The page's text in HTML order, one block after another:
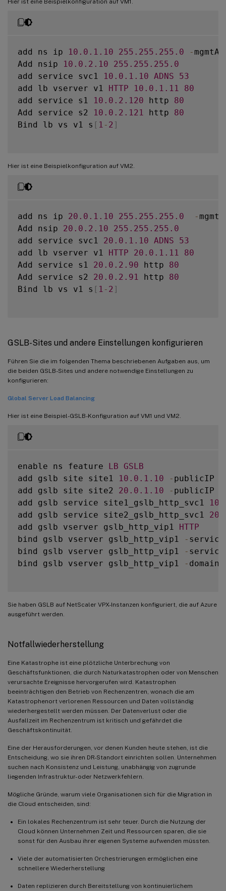
add ns ip 10.0 .1 .10 255.255 .255 .0 -
Add nsip
10.0 .2 .10 255.255 .255 .0
add service svc1
10.0 .1 .10 ADNS
53
add lb vserver v1 HTTP 10.0 .1 .11
80
add service s1
10.0 .2 .120 http 80
Add service s2
10.0 .2 .121 http 80
Bind lb vs v1 s [ 1 - 2 ]
Hier ist eine Beispielkonfiguration auf VM2.
add ns ip 20.0 .1 .10 255.255 .255 .0 -
Add nsip 20.0 .2 .10 255.255 .255 .0
add service svc1 20.0 .1 .10 ADNS
53
add lb vserver v1 HTTP 20.0 .1 .11
80
Add service s1 20.0 .2 .90 http 80
Add service s2 20.0 .2 .91 http 80
Bind lb vs v1 s [ 1 - 2 ]
GSLB-Sites und andere Einstellungen konfigurieren
Führen Sie die im folgenden Thema beschriebenen Aufgaben aus, um
die beiden GSLB-Sites und andere notwendige Einstellungen zu
konfigurieren:
Global Server Load Balancing
Hier ist eine Beispiel-GSLB-Konfiguration auf VM1 und VM2.
enable ns feature LB
GSLB
add gslb site site1
10.0 .1 .10 - publicIP
add gslb site site2 20.0 .1 .10 - publicIP
add gslb service site1_gslb_http_svc1
add gslb service site2_gslb_http_svc1
add gslb vserver gslb_http_vip1 HTTP
bind gslb vserver gslb_http_vip1
-
bind gslb vserver gslb_http_vip1
-
bind gslb vserver gslb_http_vip1
-
Sie haben GSLB auf NetScaler VPX-Instanzen konfiguriert, die auf Azure
ausgeführt werden.
Notfallwiederherstellung
Eine Katastrophe ist eine plötzliche Unterbrechung von
Geschäftsfunktionen, die durch Naturkatastrophen oder von Menschen
verursachte Ereignisse hervorgerufen wird. Katastrophen
beeinträchtigen den Betrieb von Rechenzentren, wonach die am
Katastrophenort verlorenen Ressourcen und Daten vollständig
wiederhergestellt werden müssen. Der Datenverlust oder die
Ausfallzeit im Rechenzentrum ist kritisch und gefährdet die
Geschäftskontinuität.
Eine der Herausforderungen, vor denen Kunden heute stehen, ist die
Entscheidung, wo sie ihren DR-Standort einrichten sollen. Unternehmen
suchen nach Konsistenz und Leistung, unabhängig von zugrunde
liegenden Infrastruktur- oder Netzwerkfehlern.
Mögliche Gründe, warum viele Organisationen sich für die Migration in
die Cloud entscheiden, sind:
Ein lokales Rechenzentrum ist sehr teuer. Durch die Nutzung der
Cloud können Unternehmen Zeit und Ressourcen sparen, die sie
sonst für den Ausbau ihrer eigenen Systeme aufwenden müssten.
Viele der automatisierten Orchestrierungen ermöglichen eine
schnellere Wiederherstellung
Daten replizieren durch Bereitstellung von kontinuierlichem